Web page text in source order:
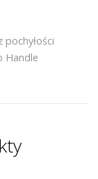
Handle